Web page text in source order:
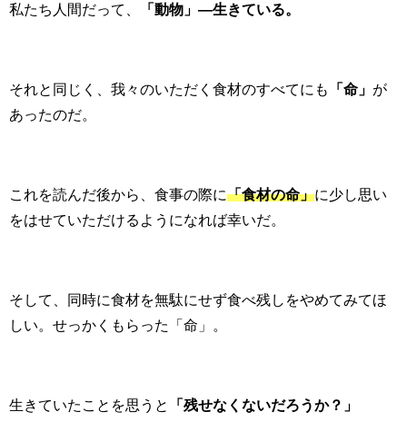
私たち人間だって、 「動物」―生きている。
それと同じく、我々のいただく食材のすべてにも 「命」 が
あったのだ。
これを読んだ後から、食事の際に「食材の命」に少し思い
をはせていただけるようになれば幸いだ。
そして、同時に食材を無駄にせず食べ残しをやめてみてほ
しい。せっかくもらった「命」。
生きていたことを思うと 「残せなくないだろうか？」